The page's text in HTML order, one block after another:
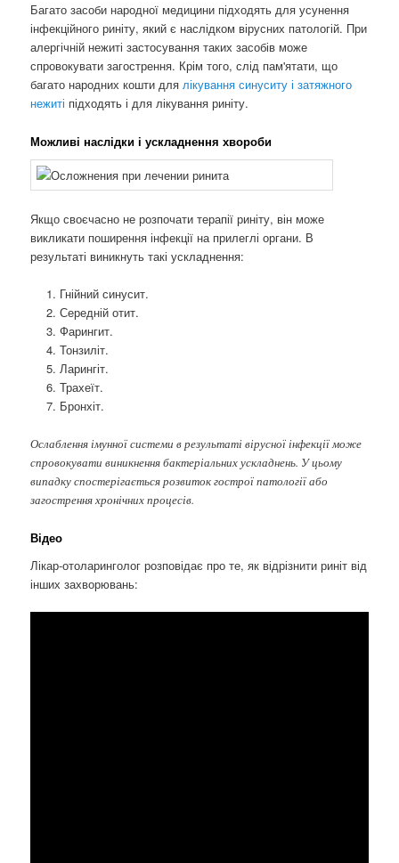
Багато засоби народної медицини підходять для усунення
інфекційного риніту, який є наслідком вірусних патологій. При
алергічній нежиті застосування таких засобів може
спровокувати загострення. Крім того, слід пам'ятати, що
багато народних кошти длялікування синуситу і затяжного
нежиті підходять і для лікування риніту.
Можливі наслідки і ускладнення хвороби
Якщо своєчасно не розпочати терапії риніту, він може
викликати поширення інфекції на прилеглі органи. В
результаті виникнуть такі ускладнення:
Гнійний синусит.
Середній отит.
Фарингит.
Тонзиліт.
Ларингіт.
Трахеїт.
Бронхіт.
Ослаблення імунної системи в результаті вірусної інфекції може
спровокувати виникнення бактеріальних ускладнень. У цьому
випадку спостерігається розвиток гострої патології або
загострення хронічних процесів.
Відео
Лікар-отоларинголог розповідає про те, як відрізнити риніт від
інших захворювань: